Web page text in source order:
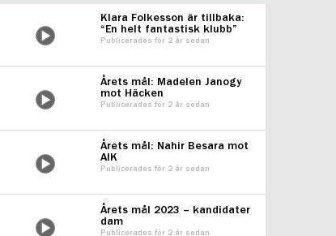
Klara Folkesson är tillbaka:
“En helt fantastisk klubb”
Publicerades för 2 år sedan
Årets mål: Madelen Janogy
mot Häcken
Publicerades för 2 år sedan
Årets mål: Nahir Besara mot
AIK
Publicerades för 2 år sedan
Årets mål 2023 – kandidater
dam
Publicerades för 2 år sedan